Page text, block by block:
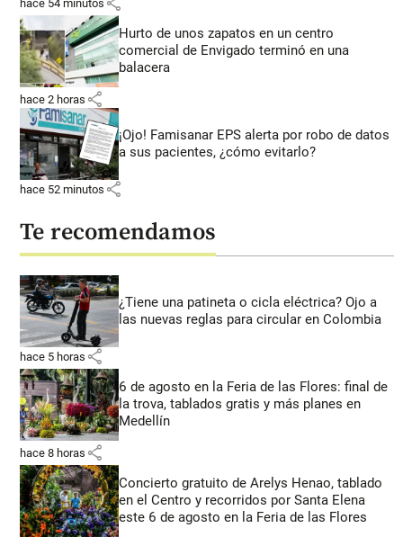
hace 54 minutos
Hurto de unos zapatos en un centro
comercial de Envigado terminó en una
balacera
hace 2 horas share
¡Ojo! Famisanar EPS alerta por robo de datos
a sus pacientes, ¿cómo evitarlo?
hace 52 minutos share
Te recomendamos
¿Tiene una patineta o cicla eléctrica? Ojo a
las nuevas reglas para circular en Colombia
hace 5 horas share
6 de agosto en la Feria de las Flores: final de
la trova, tablados gratis y más planes en
Medellín
hace 8 horas share
Concierto gratuito de Arelys Henao, tablado
en el Centro y recorridos por Santa Elena
este 6 de agosto en la Feria de las Flores